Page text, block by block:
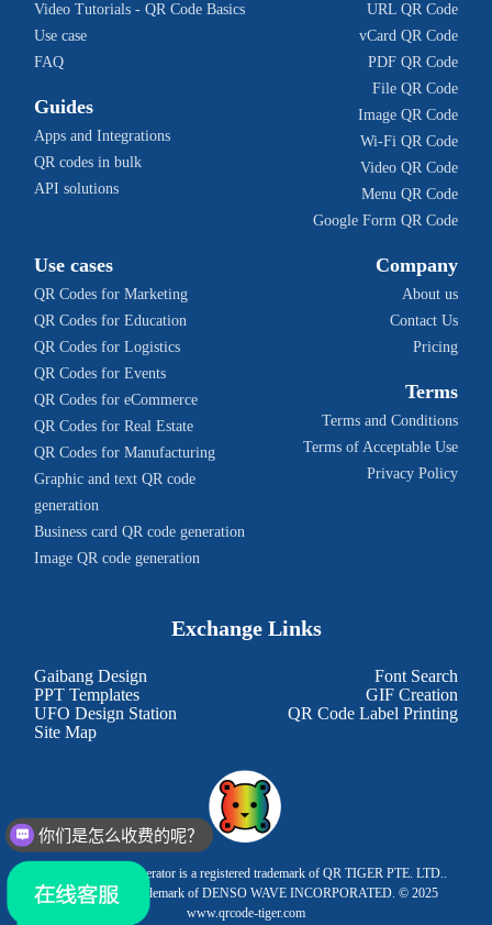
Video Tutorials - QR Code Basics
Use case
FAQ
Guides
Apps and Integrations
QR codes in bulk
API solutions
URL QR Code
vCard QR Code
PDF QR Code
File QR Code
Image QR Code
Wi-Fi QR Code
Video QR Code
Menu QR Code
Google Form QR Code
Use cases
QR Codes for Marketing
QR Codes for Education
QR Codes for Logistics
QR Codes for Events
QR Codes for eCommerce
QR Codes for Real Estate
QR Codes for Manufacturing
Graphic and text QR code
generation
Business card QR code generation
Image QR code generation
Company
About us
Contact Us
Pricing
Terms
Terms and Conditions
Terms of Acceptable Use
Privacy Policy
Exchange Links
Gaibang Design
Font Search
PPT Templates
GIF Creation
UFO Design Station
QR Code Label Printing
Site Map
This QR Code Generator is a registered trademark of QR TIGER PTE. LTD..
'QR Code' is a trademark of DENSO WAVE INCORPORATED. © 2025
www.qrcode-tiger.com
你们是怎么收费的呢？